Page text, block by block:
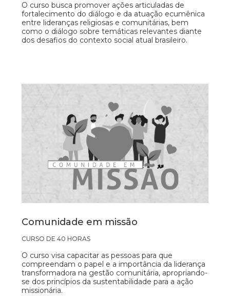
O curso busca promover ações articuladas de
fortalecimento do diálogo e da atuação ecumênica
entre lideranças religiosas e comunitárias, bem
como o diálogo sobre temáticas relevantes diante
dos desafios do contexto social atual brasileiro.
Comunidade em missão
CURSO DE 40 HORAS
O curso visa capacitar as pessoas para que
compreendam o papel e a importância da liderança
transformadora na gestão comunitária, apropriando-
se dos princípios da sustentabilidade para a ação
missionária.